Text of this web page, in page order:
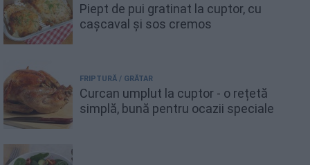
Piept de pui gratinat la cuptor, cu
cașcaval și sos cremos
FRIPTURĂ / GRĂTAR
Curcan umplut la cuptor - o rețetă
simplă, bună pentru ocazii speciale